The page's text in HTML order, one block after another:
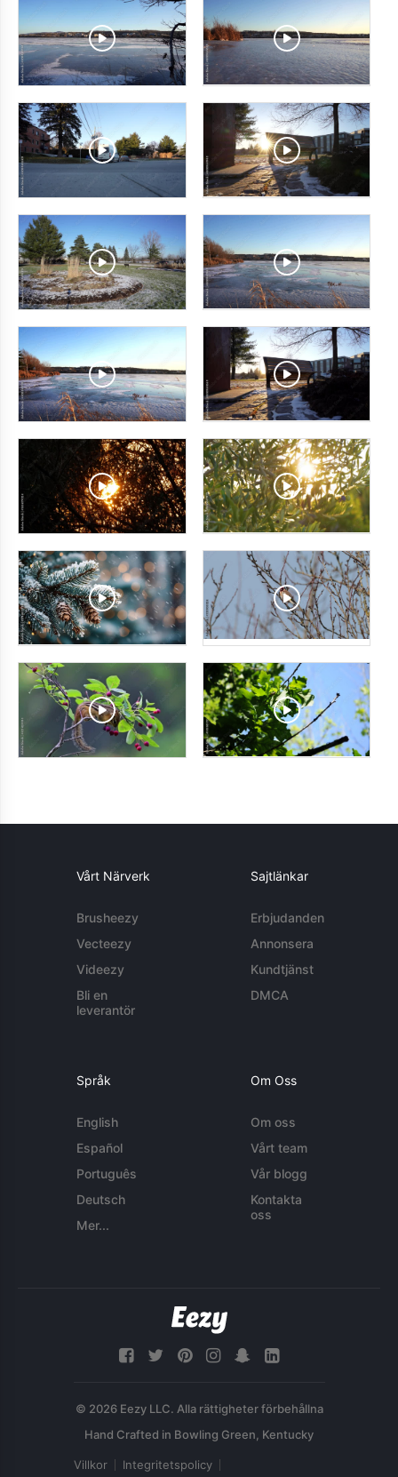
Vårt Närverk
Brusheezy
Vecteezy
Videezy
Bli en
leverantör
Sajtlänkar
Erbjudanden
Annonsera
Kundtjänst
DMCA
Språk
English
Español
Português
Deutsch
Mer...
Om Oss
Om oss
Vårt team
Vår blogg
Kontakta
oss
© 2026 Eezy LLC. Alla rättigheter förbehållna
Villkor Integritetspolicy